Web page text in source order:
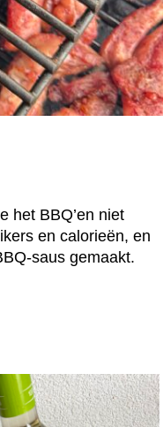
het BBQ’en niet
en calorieën, en
saus gemaakt.